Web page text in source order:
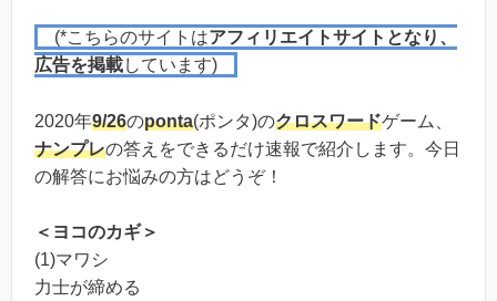
(*こちらのサイトはアフィリエイトサイトとなり、
広告を掲載しています)
2020年9/26のponta(ポンタ)のクロスワードゲーム、
ナンプレの答えをできるだけ速報で紹介します。今日
の解答にお悩みの方はどうぞ！
＜ヨコのカギ＞
(1)マワシ
力士が締める